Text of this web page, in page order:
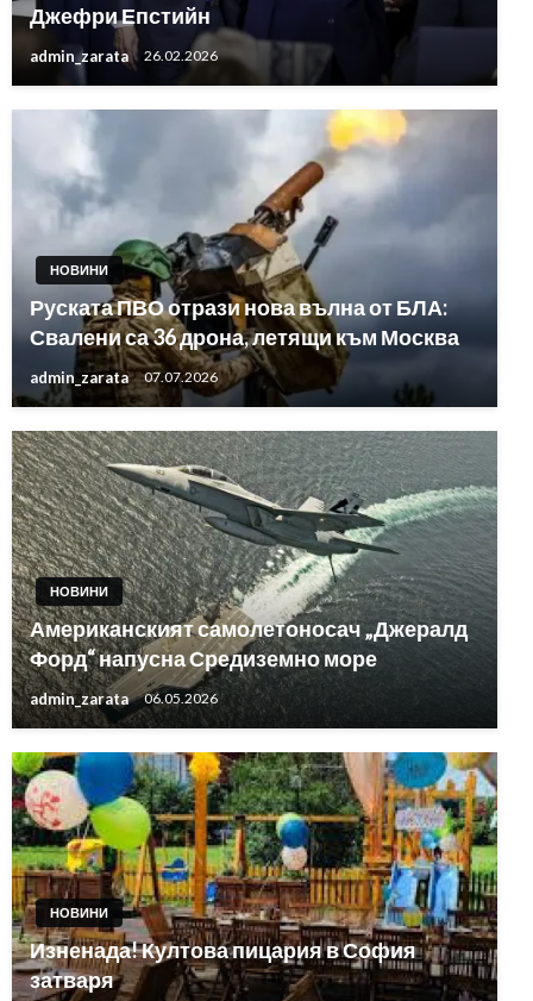
Джефри Епстийн
admin_zarata 26.02.2026
НОВИНИ
Руската ПВО отрази нова вълна от БЛА:
Свалени са 36 дрона, летящи към Москва
admin_zarata 07.07.2026
НОВИНИ
Американският самолетоносач „Джералд
Форд“ напусна Средиземно море
admin_zarata 06.05.2026
НОВИНИ
Изненада! Култова пицария в София
затваря